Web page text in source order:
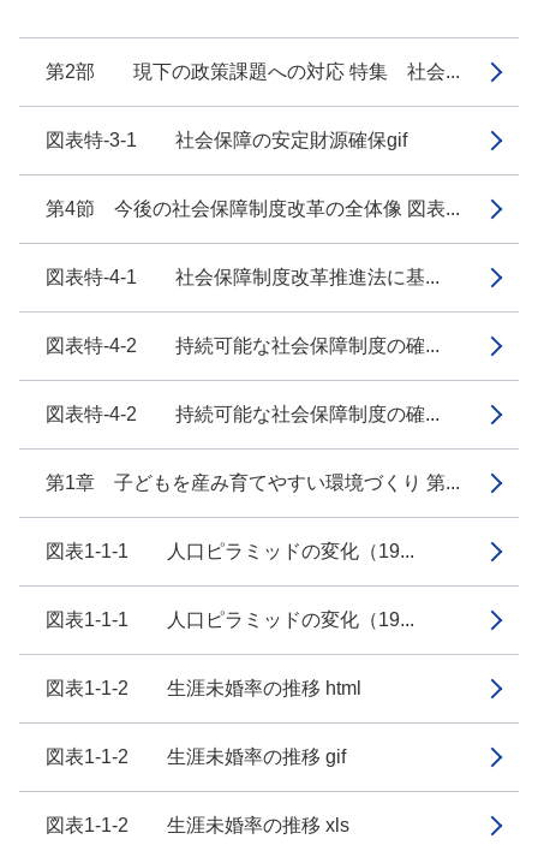
第2部 現下の政策課題への対応 特集 社会...
図表特-3-1 社会保障の安定財源確保gif
第4節 今後の社会保障制度改革の全体像 図表...
図表特-4-1 社会保障制度改革推進法に基...
図表特-4-2 持続可能な社会保障制度の確...
図表特-4-2 持続可能な社会保障制度の確...
第1章 子どもを産み育てやすい環境づくり 第...
図表1-1-1 人口ピラミッドの変化（19...
図表1-1-1 人口ピラミッドの変化（19...
図表1-1-2 生涯未婚率の推移 html
図表1-1-2 生涯未婚率の推移 gif
図表1-1-2 生涯未婚率の推移 xls